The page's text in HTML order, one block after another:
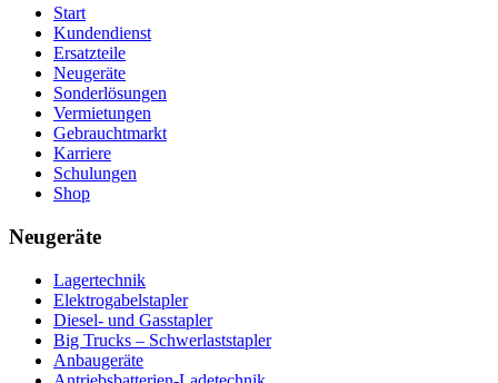
Start
Kundendienst
Ersatzteile
Neugeräte
Sonderlösungen
Vermietungen
Gebrauchtmarkt
Karriere
Schulungen
Shop
Neugeräte
Lagertechnik
Elektrogabelstapler
Diesel- und Gasstapler
Big Trucks – Schwerlaststapler
Anbaugeräte